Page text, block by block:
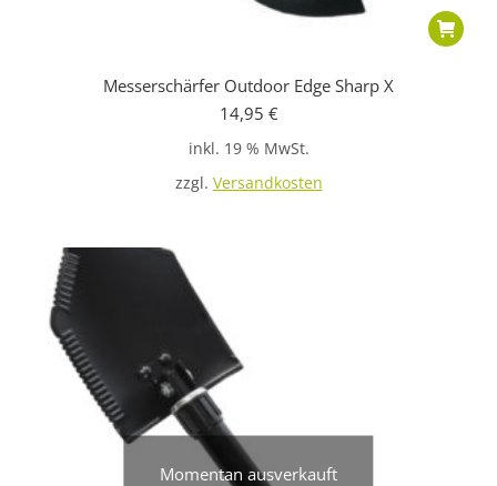
Messerschärfer Outdoor Edge Sharp X
14,95 €
inkl. 19 % MwSt.
zzgl. Versandkosten
Momentan ausverkauft